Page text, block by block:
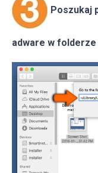
Poszukaj
adware w